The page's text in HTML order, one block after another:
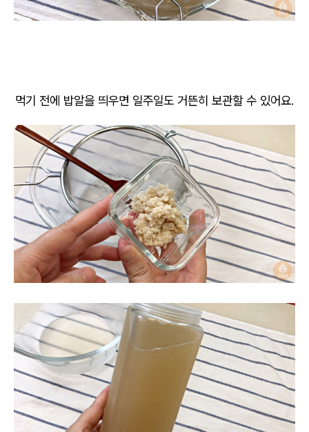
먹기 전에 밥알을 띄우면 일주일도 거뜬히 보관할 수 있어요.